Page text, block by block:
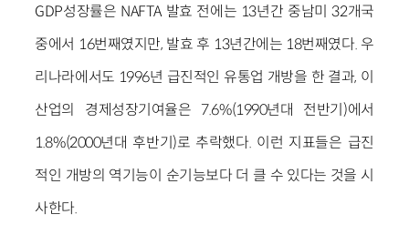
GDP성장률은 NAFTA 발효 전에는 13년간 중남미 32개국
중에서 16번째였지만, 발효 후 13년간에는 18번째였다. 우
리나라에서도 1996년 급진적인 유통업 개방을 한 결과, 이
산업의 경제성장기여율은 7.6%(1990년대 전반기)에서
1.8%(2000년대 후반기)로 추락했다. 이런 지표들은 급진
적인 개방의 역기능이 순기능보다 더 클 수 있다는 것을 시
사한다.